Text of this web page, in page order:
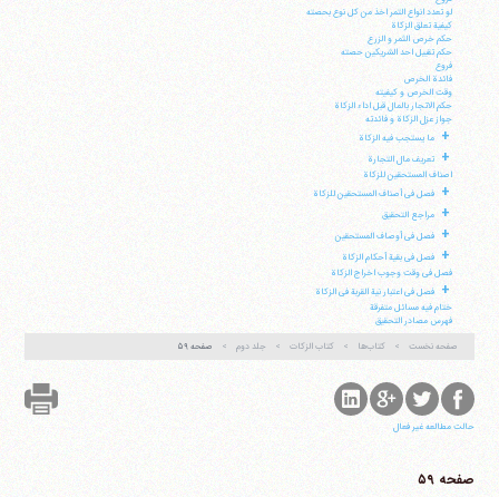
لو تعدد انواع التمر اخذ من کل نوع بحصته
کیفیة تعلق الزکاة
حکم خرص الثمر و الزرع
حکم تقبیل احد الشریکین حصته
فروع
فائدة الخرص
وقت الخرص و کیفیته
حکم الاتجار بالمال قبل اداء الزکاة
جواز عزل الزکاة و فائدته
+ ما یستجب فیه الزکاة
+
تعریف مال التجارة
اصناف المستحقین للزکاة
+ فصل فی أصناف المستحقین للزکاة
+ مراجع التحقیق
+ فصل فی أوصاف المستحقین
+
فصل فی بقیة أحکام الزکاة
فصل فی وقت وجوب اخراج الزکاة
+
فصل فی اعتبار نیة القربة فی الزکاة
ختام فیه مسائل متفرقة
فهرس مصادر التحقیق
صفحه نخست
کتاب‌ها کتاب الزکات جلد دوم صفحه ۵۹
حالت مطالعه غیر فعال
صفحه ۵۹
شماره ٨
فکس